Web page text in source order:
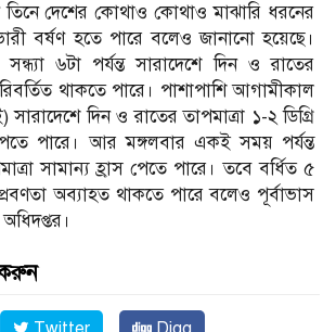
দেশের কোথাও কোথাও মাঝারি ধরনের
বর্ষণ হতে পারে বলেও জানানো হয়েছে।
৬টা পর্যন্ত সারাদেশে দিন ও রাতের
থাকতে পারে। পাশাপাশি আগামীকাল
দিন ও রাতের তাপমাত্রা ১-২ ডিগ্রি
পারে। আর মঙ্গলবার একই সময় পর্যন্ত
সামান্য হ্রাস পেতে পারে। তবে বর্ধিত ৫
অব্যাহত থাকতে পারে বলেও পূর্বাভাস
করুন